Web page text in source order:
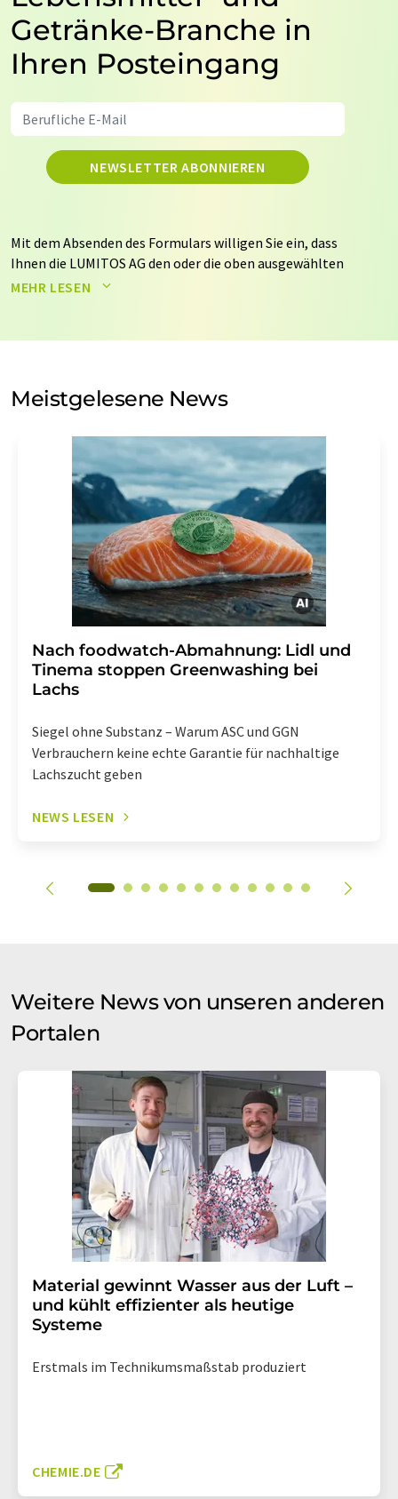
Getränke-Branche in
Ihren Posteingang
NEWSLETTER ABONNIEREN
Mit dem Absenden des Formulars willigen Sie ein, dass
Ihnen die LUMITOS AG den oder die oben ausgewählten
Newsletter per E-Mail zusendet. Ihre Daten werden
auf Basis unsererDatenschutzerklärung. LUMITOS darf
Meinungsforschung per E-Mail kontaktieren. Ihre
Einwilligung können Sie jederzeit ohne Angabe von
Str. 2, 12489 Berlin oder per E-Mail unter
widerruf@lumitos.commit Wirkung für die Zukunft
widerrufen. Zudem ist in jeder E-Mail ein Link zur
Abbestellung des entsprechenden Newsletters
enthalten.
MEHR LESEN
Meistgelesene News
Nach foodwatch-Abmahnung: Lidl und
Tinema stoppen Greenwashing bei
Lachs
Siegel ohne Substanz – Warum ASC und GGN
Verbrauchern keine echte Garantie für nachhaltige
Lachszucht geben
NEWS LESEN
Weitere News von unseren anderen
Portalen
Material gewinnt Wasser aus der Luft –
und kühlt effizienter als heutige
Systeme
Erstmals im Technikumsmaßstab produziert
CHEMIE.DE